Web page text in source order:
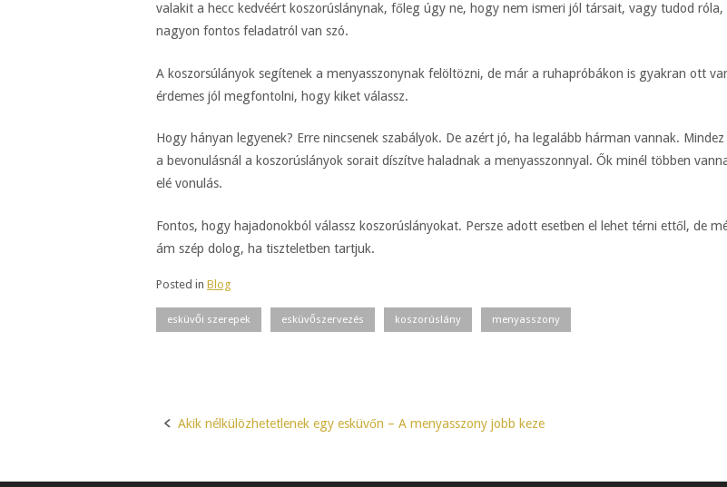
valakit a hecc kedvéért koszorúslánynak, főleg úgy ne, hogy nem ismeri jól társait, vagy tudod
nagyon fontos feladatról van szó.
A koszorsúlányok segítenek a menyasszonynak felöltözni, de már a ruhapróbákon is gyakran ott
érdemes jól megfontolni, hogy kiket válassz.
Hogy hányan legyenek? Erre nincsenek szabályok. De azért jó, ha legalább hárman vannak.
a bevonulásnál a koszorúslányok sorait díszítve haladnak a menyasszonnyal. Ők minél többen
elé vonulás.
Fontos, hogy hajadonokból válassz koszorúslányokat. Persze adott esetben el lehet térni ettől, de
ám szép dolog, ha tiszteletben tartjuk.
Posted in Blog
esküvői szerepek esküvőszervezés koszorúslány menyasszony
Post
Akik nélkülözhetetlenek egy esküvőn – A menyasszony jobb keze